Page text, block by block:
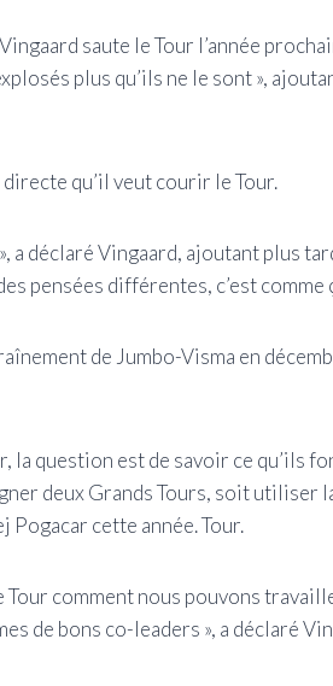
saute le Tour l’année
plus qu’ils ne le sont »,
qu’il veut courir le Tour.
a déclaré Vingaard, ajoutant plus
pensées différentes, c’est comme
de Jumbo-Visma en
la question est de savoir ce qu’ils
deux Grands Tours, soit utiliser
Pogacar cette année. Tour.
Tour comment nous pouvons
de bons co-leaders », a déclaré